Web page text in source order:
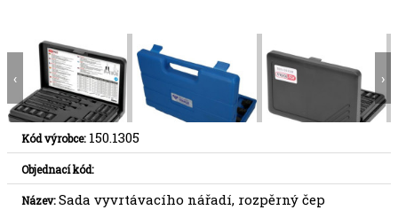
‹ ›
Kód výrobce:150.1305
Objednací kód:
Název:Sada vyvrtávacího nářadí, rozpěrný čep